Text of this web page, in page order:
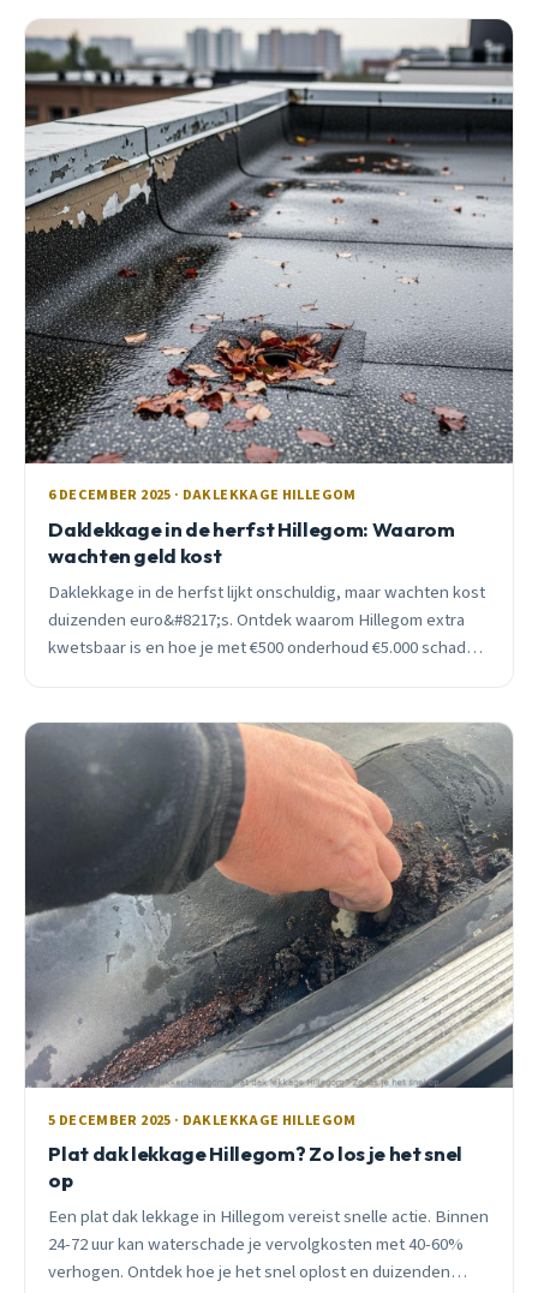
6 DECEMBER 2025 · DAKLEKKAGE HILLEGOM
Daklekkage in de herfst Hillegom: Waarom
wachten geld kost
Daklekkage in de herfst lijkt onschuldig, maar wachten kost
duizenden euro&#8217;s. Ontdek waarom Hillegom extra
kwetsbaar is en hoe je met €500 onderhoud €5.000 schade
5 DECEMBER 2025 · DAKLEKKAGE HILLEGOM
Plat dak lekkage Hillegom? Zo los je het snel
op
Een plat dak lekkage in Hillegom vereist snelle actie. Binnen
24-72 uur kan waterschade je vervolgkosten met 40-60%
verhogen. Ontdek hoe je het snel oplost en duizenden